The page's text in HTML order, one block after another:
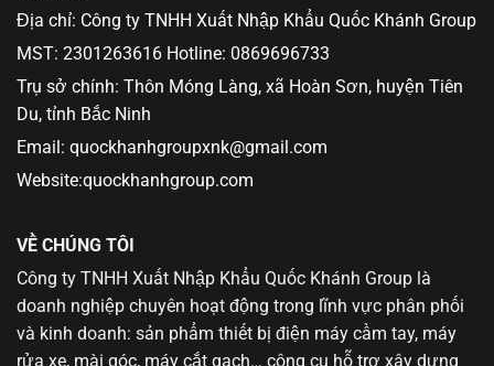
Địa chỉ: Công ty TNHH Xuất Nhập Khẩu Quốc Khánh Group
MST: 2301263616 Hotline: 0869696733
Trụ sở chính: Thôn Móng Làng, xã Hoàn Sơn, huyện Tiên
Du, tỉnh Bắc Ninh
Email: quockhanhgroupxnk@gmail.com
Website:quockhanhgroup.com
VỀ CHÚNG TÔI
Công ty TNHH Xuất Nhập Khẩu Quốc Khánh Group là
doanh nghiệp chuyên hoạt động trong lĩnh vực phân phối
và kinh doanh: sản phẩm thiết bị điện máy cầm tay, máy
rửa xe, mài góc, máy cắt gạch… công cụ hỗ trợ xây dựng